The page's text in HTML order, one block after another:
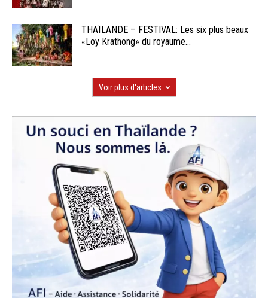
THAÏLANDE – FESTIVAL: Les six plus beaux
«Loy Krathong» du royaume...
Voir plus d'articles